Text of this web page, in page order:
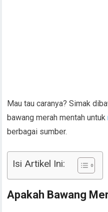
Mau tau caranya? Simak
bawang merah mentah untuk
berbagai sumber.
Isi Artikel Ini:
Apakah Bawang